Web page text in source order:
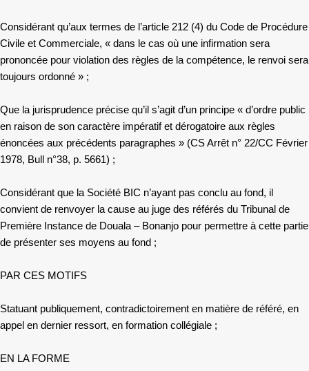
Considérant qu’aux termes de l’article 212 (4) du Code de Procédure
Civile et Commerciale, « dans le cas où une infirmation sera
prononcée pour violation des règles de la compétence, le renvoi sera
toujours ordonné » ;
Que la jurisprudence précise qu’il s’agit d’un principe « d’ordre public
en raison de son caractère impératif et dérogatoire aux règles
énoncées aux précédents paragraphes » (CS Arrêt n° 22/CC Février
1978, Bull n°38, p. 5661) ;
Considérant que la Société BIC n’ayant pas conclu au fond, il
convient de renvoyer la cause au juge des référés du Tribunal de
Première Instance de Douala – Bonanjo pour permettre à cette partie
de présenter ses moyens au fond ;
PAR CES MOTIFS
Statuant publiquement, contradictoirement en matière de référé, en
appel en dernier ressort, en formation collégiale ;
EN LA FORME